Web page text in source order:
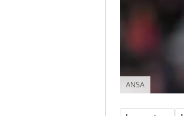
ANSA